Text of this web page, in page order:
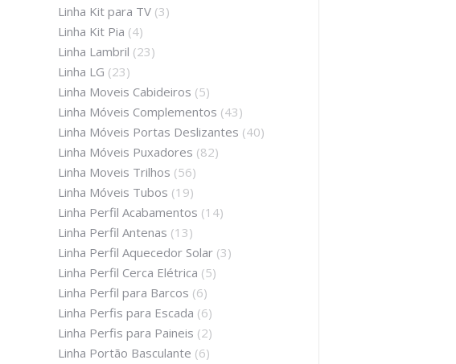
Linha Kit para TV (3)
Linha Kit Pia (4)
Linha Lambril (23)
Linha LG (23)
Linha Moveis Cabideiros (5)
Linha Móveis Complementos (43)
Linha Móveis Portas Deslizantes (40)
Linha Móveis Puxadores (82)
Linha Moveis Trilhos (56)
Linha Móveis Tubos (19)
Linha Perfil Acabamentos (14)
Linha Perfil Antenas (13)
Linha Perfil Aquecedor Solar (3)
Linha Perfil Cerca Elétrica (5)
Linha Perfil para Barcos (6)
Linha Perfis para Escada (6)
Linha Perfis para Paineis (2)
Linha Portão Basculante (6)